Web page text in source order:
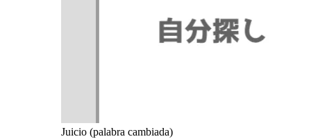
Juicio (palabra cambiada)